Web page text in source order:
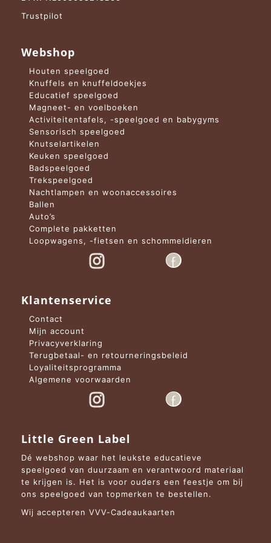
Trustpilot
Webshop
Houten speelgoed
Knuffels en knuffeldoekjes
Educatief speelgoed
Magneet- en voelboeken
Activiteitentafels, -speelgoed en babygyms
Sensorisch speelgoed
Knutselartikelen
Keuken speelgoed
Badspeelgoed
Trekspeelgoed
Nachtlampen en woonaccessoires
Ballen
Auto’s
Complete pakketten
Loopwagens, -fietsen en schommeldieren
Klantenservice
Contact
Mijn account
Privacyverklaring
Terugbetaal- en retourneringsbeleid
Loyaliteitsprogramma
Algemene voorwaarden
Little Green Label
Dé webshop waar het leukste educatieve
speelgoed van duurzaam en verantwoord materiaal
te krijgen is. Het is voor ouders een feestje om bij
ons speelgoed van topmerken te bestellen.
Wij accepteren VVV-Cadeaukaarten